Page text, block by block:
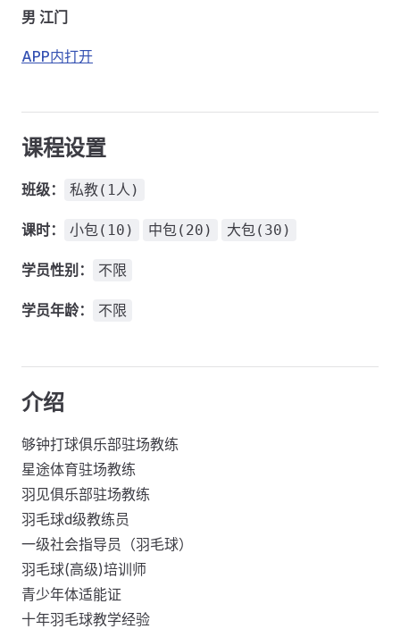
男 江门
APP内打开
课程设置
班级： 私教(1人)
课时： 小包(10) 中包(20) 大包(30)
学员性别： 不限
学员年龄： 不限
介绍
够钟打球俱乐部驻场教练
星途体育驻场教练
羽见俱乐部驻场教练
羽毛球d级教练员
一级社会指导员（羽毛球）
羽毛球(高级)培训师
青少年体适能证
十年羽毛球教学经验